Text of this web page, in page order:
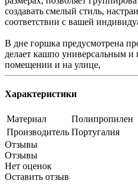
создавать смелый стиль,
соответствии с вашей
В дне горшка предусмотрена
делает кашпо универсальным и
помещении и на улице,
Характеристики
Материал
Полипропилен
Производитель Португалия
Отзывы
Отзывы
Нет оценок
Оставить отзыв